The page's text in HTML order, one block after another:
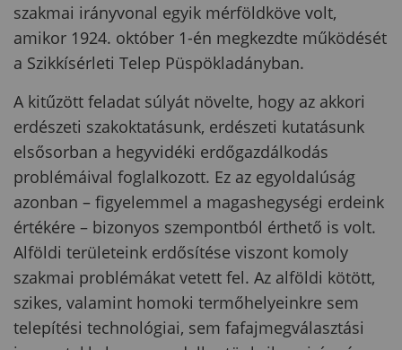
szakmai irányvonal egyik mérföldköve volt,
amikor 1924. október 1-én megkezdte működését
a Szikkísérleti Telep Püspökladányban.
A kitűzött feladat súlyát növelte, hogy az akkori
erdészeti szakoktatásunk, erdészeti kutatásunk
elsősorban a hegyvidéki erdőgazdálkodás
problémáival foglalkozott. Ez az egyoldalúság
azonban – figyelemmel a magashegységi erdeink
értékére – bizonyos szempontból érthető is volt.
Alföldi területeink erdősítése viszont komoly
szakmai problémákat vetett fel. Az alföldi kötött,
szikes, valamint homoki termőhelyeinkre sem
telepítési technológiai, sem fafajmegválasztási